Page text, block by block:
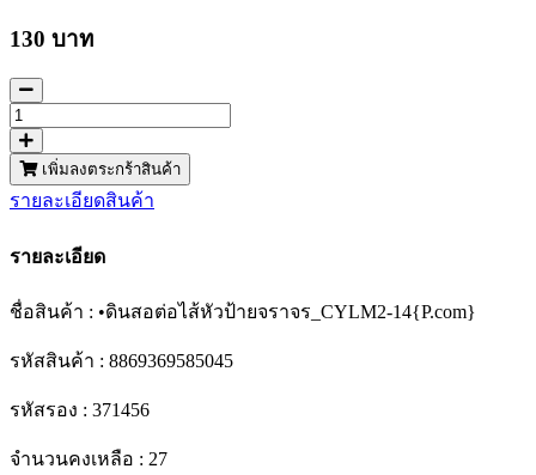
130 บาท
เพิ่มลงตระกร้าสินค้า
รายละเอียดสินค้า
รายละเอียด
ชื่อสินค้า : •ดินสอต่อไส้หัวป้ายจราจร_CYLM2-14{P.com}
รหัสสินค้า : 8869369585045
รหัสรอง : 371456
จำนวนคงเหลือ : 27